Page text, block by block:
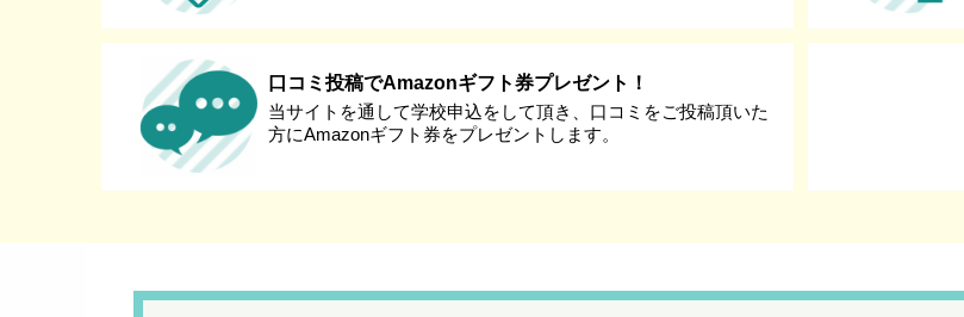
口コミ投稿でAmazonギフト券プレゼント！
当サイトを通して学校申込をして頂き、口コミをご投稿頂いた
方にAmazonギフト券をプレゼントします。